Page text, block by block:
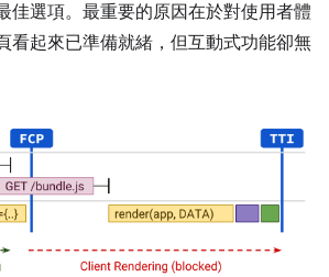
佳選項。最重要的原因在於對使用者體
看起來已準備就緒，但互動式功能卻無